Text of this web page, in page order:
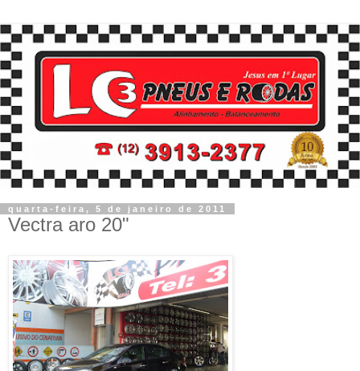
quarta-feira, 5 de janeiro de 2011
Vectra aro 20"